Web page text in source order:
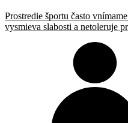
Prostredie športu často
vysmieva slabosti a netoleruje